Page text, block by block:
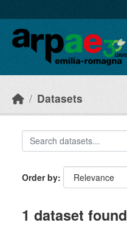
Datasets
Order by
1 dataset found